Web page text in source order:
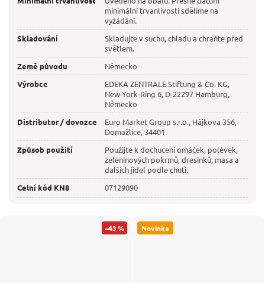
minimální trvanlivosti sdělíme na
vyžádání.
Skladování
Skladujte v suchu, chladu a chraňte před
světlem.
Země původu
Německo
Výrobce
EDEKA ZENTRALE Stiftung & Co. KG,
New-York-Ring 6, D-22297 Hamburg,
Německo
Distributor / dovozce
Euro Market Group s.r.o., Hájkova 356,
Domažlice, 34401
Způsob použití
Použijte k dochucení omáček, polévek,
zeleninových pokrmů, dresinků, masa a
dalších jídel podle chuti.
Celní kód KN8
07129090
–43 % Novinka